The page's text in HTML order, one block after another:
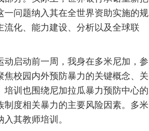
问题纳入其在全世界资助实施的规
化、能力建设、分析以及全球联
启动前一周，我身在多米尼加，参
校园内外预防暴力的关键概念、关
训也围绕尼加拉瓜暴力预防中心的
度相关暴力的主要风险因素。多米
其教师培训。